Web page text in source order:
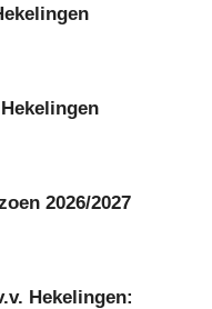
2026/2027
Hekelingen: